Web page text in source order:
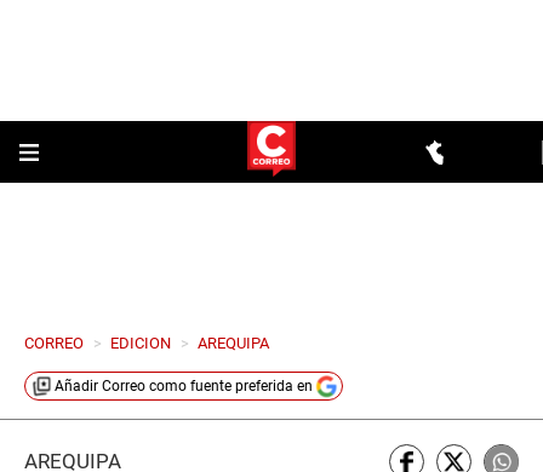
CORREO > EDICION > AREQUIPA
Añadir Correo como fuente preferida en
AREQUIPA